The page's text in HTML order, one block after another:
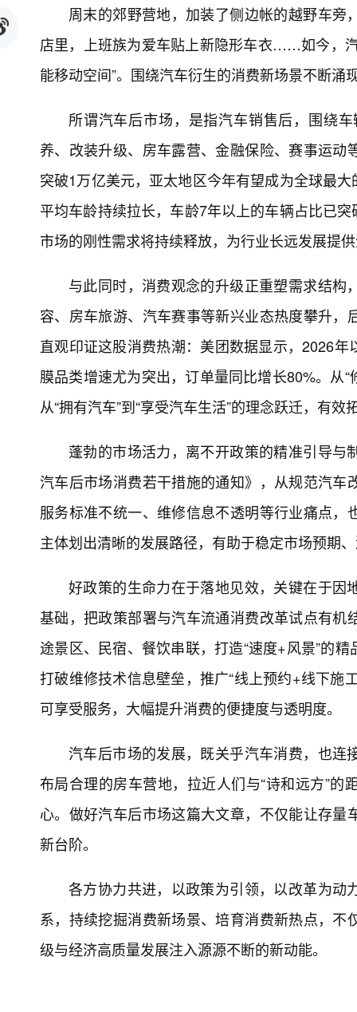
周末的郊野营地，加装了侧边帐的越野车
店里，上班族为爱车贴上新隐形车衣……如今，
能移动空间”。围绕汽车衍生的消费新场景不断涌
所谓汽车后市场，是指汽车销售后，围绕
养、改装升级、房车露营、金融保险、赛事运
突破1万亿美元，亚太地区今年有望成为全球最
平均车龄持续拉长，车龄7年以上的车辆占比已
市场的刚性需求将持续释放，为行业长远发展提
与此同时，消费观念的升级正重塑需求结
容、房车旅游、汽车赛事等新兴业态热度攀升
直观印证这股消费热潮：美团数据显示，2026
膜品类增速尤为突出，订单量同比增长80%。从
从“拥有汽车”到“享受汽车生活”的理念跃迁，有
蓬勃的市场活力，离不开政策的精准引导
汽车后市场消费若干措施的通知》，从规范汽
服务标准不统一、维修信息不透明等行业痛点
主体划出清晰的发展路径，有助于稳定市场预期
好政策的生命力在于落地见效，关键在于
基础，把政策部署与汽车流通消费改革试点有
途景区、民宿、餐饮串联，打造“速度+风景”的
打破维修技术信息壁垒，推广“线上预约+线下施
可享受服务，大幅提升消费的便捷度与透明度。
汽车后市场的发展，既关乎汽车消费，也
布局合理的房车营地，拉近人们与“诗和远方”
心。做好汽车后市场这篇大文章，不仅能让存
新台阶。
各方协力共进，以政策为引领，以改革为
系，持续挖掘消费新场景、培育消费新热点，
级与经济高质量发展注入源源不断的新动能。